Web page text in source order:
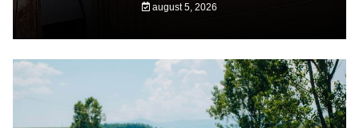
august 5, 2026